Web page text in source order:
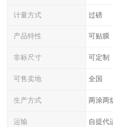
计量方式 过磅
产品特性 可贴膜
非标尺寸 可定制
可售卖地 全国
生产方式 两涂两
运输 自提代